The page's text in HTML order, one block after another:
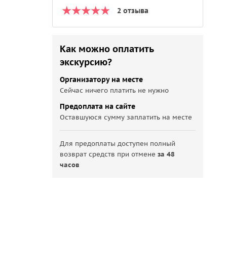
2 отзыва
Как можно оплатить
экскурсию?
Организатору на месте
Сейчас ничего платить не нужно
Предоплата на сайте
Оставшуюся сумму заплатить на месте
Для предоплаты доступен полный
возврат средств при отменеза 48
часов